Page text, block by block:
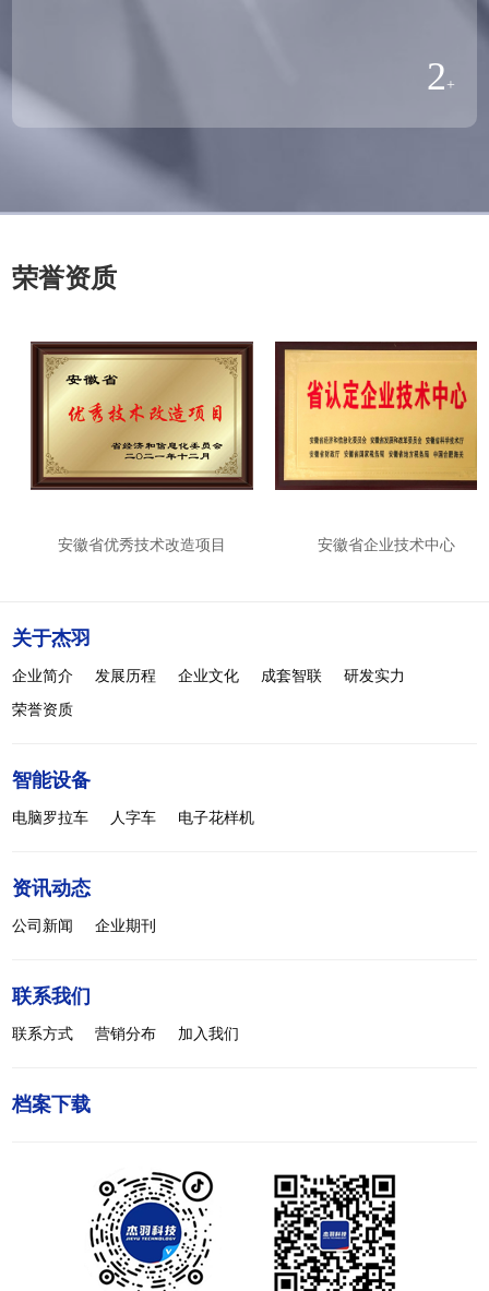
2 +
荣誉资质
安徽省优秀技术改造项目 安徽省企业技术中心
关于杰羽
企业简介 发展历程 企业文化 成套智联 研发实力
荣誉资质
智能设备
电脑罗拉车 人字车 电子花样机
资讯动态
公司新闻 企业期刊
联系我们
联系方式 营销分布 加入我们
档案下载